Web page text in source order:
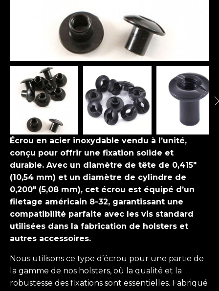
Écrou en acier inoxydable vendu à l’unité,
conçu pour offrir une fixation solide et
durable. Avec un diamètre de tête de 0,415"
(10,54 mm) et un diamètre de cylindre de
0,200" (5,08 mm), cet écrou est équipé d’un
filetage américain 8-32, garantissant une
compatibilité parfaite avec les vis standard
utilisées dans la fabrication de holsters et
autres accessoires.
Nous utilisons ce type d’écrou pour une partie de
la gamme de nos holsters, où la qualité et la
robustesse des fixations sont essentielles. Fabriqué